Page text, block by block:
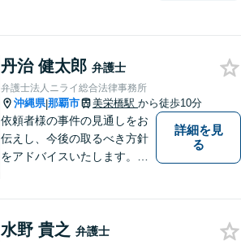
丹治 健太郎 弁護士
弁護士法人ニライ総合法律事務所
沖縄県|那覇市 美栄橋駅 から徒歩10分
依頼者様の事件の見通しをお
伝えし、今後の取るべき方針
をアドバイスいたします。徹
詳細を見
る
水野 貴之 弁護士